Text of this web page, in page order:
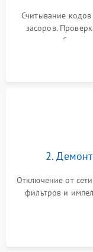
Считывание
засоров.
жалоб на
2.
Отключение от
фильтров и